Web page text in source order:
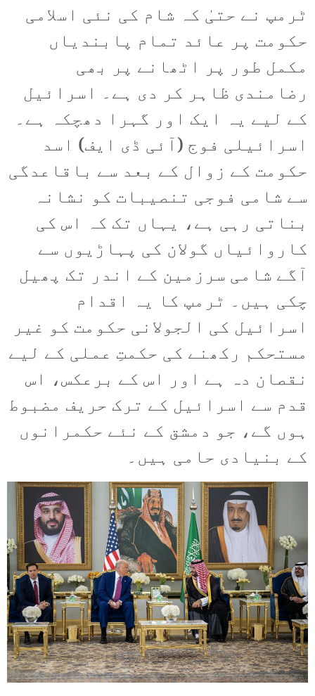
ٹرمپ نے حتیٰ کہ شام کی نئی اسلامی
حکومت پر عائد تمام پابندیاں
مکمل طور پر اٹھانے پر بھی
رضامندی ظاہر کر دی ہے۔ اسرائیل
کے لیے یہ ایک اور گہرا دھچکہ ہے۔
اسرائیلی فوج (آئی ڈی ایف) اسد
حکومت کے زوال کے بعد سے باقاعدگی
سے شامی فوجی تنصیبات کو نشانہ
بناتی رہی ہے، یہاں تک کہ اس کی
کاروائیاں گولان کی پہاڑیوں سے
آگے شامی سرزمین کے اندر تک پھیل
چکی ہیں۔ ٹرمپ کا یہ اقدام
اسرائیل کی الجولانی حکومت کو غیر
مستحکم رکھنے کی حکمتِ عملی کے لیے
نقصان دہ ہے اور اس کے برعکس، اس
قدم سے اسرائیل کے ترک حریف مضبوط
ہوں گے، جو دمشق کے نئے حکمرانوں
کے بنیادی حامی ہیں۔